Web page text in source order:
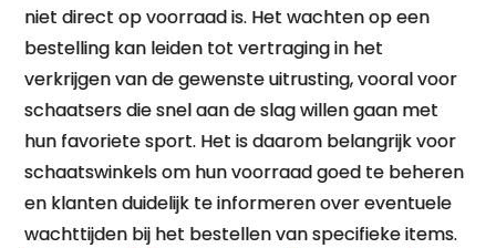
niet direct op voorraad is. Het wachten op een
bestelling kan leiden tot vertraging in het
verkrijgen van de gewenste uitrusting, vooral voor
schaatsers die snel aan de slag willen gaan met
hun favoriete sport. Het is daarom belangrijk voor
schaatswinkels om hun voorraad goed te beheren
en klanten duidelijk te informeren over eventuele
wachttijden bij het bestellen van specifieke items.